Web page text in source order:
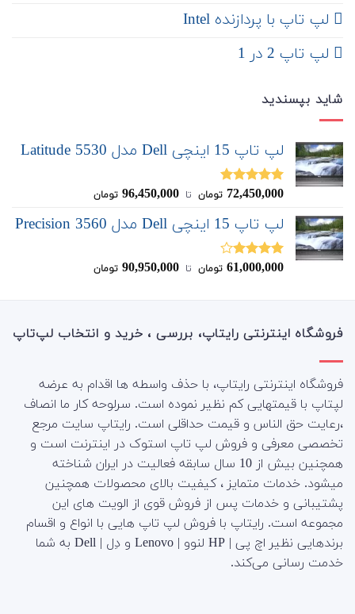
لپ تاپ با پردازنده Intel
لپ تاپ 2 در 1
شاید بپسندید
لپ تاپ 15 اینچی Dell مدل Latitude 5530
نمره5.00
72,450,000 تومان ‌ تا ‌ 96,450,000 تومان
لپ تاپ 15 اینچی Dell مدل Precision 3560
نمره
61,000,000 تومان ‌ تا ‌ 90,950,000 تومان
فروشگاه اینترنتی رایتاپ، بررسی ، خرید و انتخاب لپ‌تاپ
فروشگاه اینترنتی رایتاپ، با حذف واسطه ها اقدام به عرضه
لپتاپ با قیمتهایی کم نظیر نموده است. سرلوحه کار ما انصاف
،رعایت حق الناس و قیمت حداقلی است. رایتاپ سایت مرجع
تخصصی معرفی و فروش لپ تاپ استوک در اینترنت است و
همچنین بیش از 10 سال سابقه فعالیت در ایران شناخته
میشود. خدمات متمایز ، کیفیت بالای محصولات همچنین
پشتیبانی و خدمات پس از فروش قوی از الویت های این
مجموعه است. رایتاپ با فروش لپ تاپ هایی با انواع و اقسام
برندهایی نظیر اچ پی | HP لنوو | Lenovo و دِل | Dell به شما
خدمت رسانی می‌کند.